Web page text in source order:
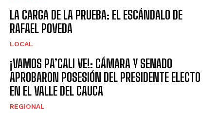
LA CARGA DE LA PRUEBA: EL ESCÁNDALO DE
RAFAEL POVEDA
LOCAL
¡VAMOS PA’CALI VE!: CÁMARA Y SENADO
APROBARON POSESIÓN DEL PRESIDENTE ELECTO
EN EL VALLE DEL CAUCA
REGIONAL